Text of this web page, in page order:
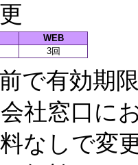
WEB
3回
で有効期
社窓口に
なしで変